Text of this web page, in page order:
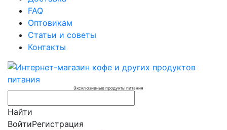
FAQ
Оптовикам
Статьи и советы
Контакты
Эксклюзивные продукты питания
Найти
ВойтиРегистрация